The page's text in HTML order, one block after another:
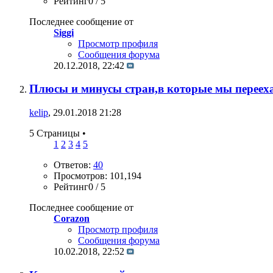
Последнее сообщение от
Siggi
Просмотр профиля
Сообщения форума
20.12.2018, 22:42
Плюсы и минусы стран,в которые мы
kelip, 29.01.2018 21:28
5 Страницы •
1 2 3 4 5
Ответов: 40
Просмотров: 101,194
Рейтинг0 / 5
Последнее сообщение от
Corazon
Просмотр профиля
Сообщения форума
10.02.2018, 22:52